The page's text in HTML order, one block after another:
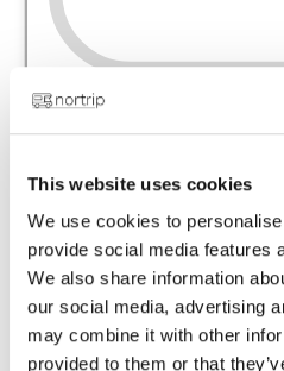
This website uses cookies
We use cookies to
provide social media features
We also share information
our social media, advertising
may combine it with other
provided to them or that